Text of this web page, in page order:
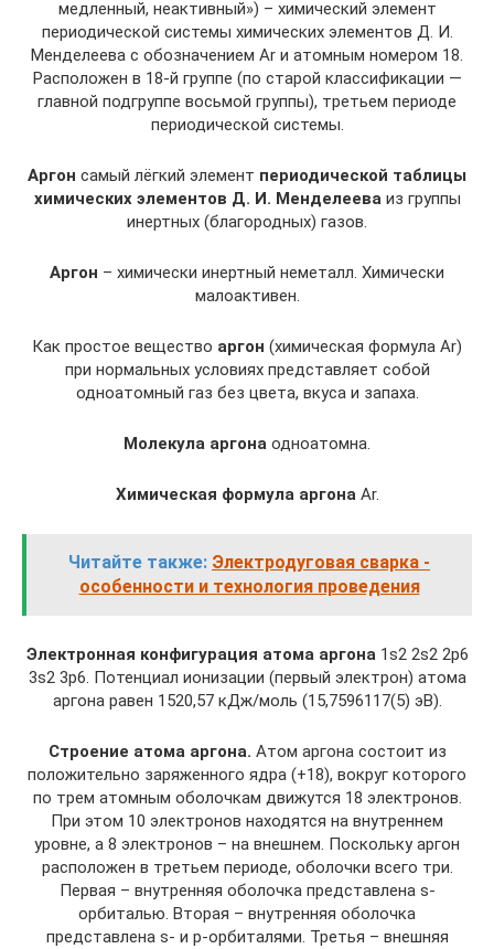
медленный, неактивный») – химический элемент
периодической системы химических элементов Д. И.
Менделеева с обозначением Ar и атомным номером 18.
Расположен в 18-й группе (по старой классификации —
главной подгруппе восьмой группы), третьем периоде
периодической системы.
Аргон самый лёгкий элемент периодической таблицы
химических элементов Д. И. Менделееваиз группы
инертных (благородных) газов.
Аргон – химически инертный неметалл. Химически
малоактивен.
Как простое вещество аргон (химическая формула Ar)
при нормальных условиях представляет собой
одноатомный газ без цвета, вкуса и запаха.
Молекула аргона одноатомна.
Химическая формула аргонаAr.
Читайте также: Электродуговая сварка -
особенности и технология проведения
Электронная конфигурация атома аргона1s2 2s2 2p6
3s2 3p6. Потенциал ионизации (первый электрон) атома
аргона равен 1520,57 кДж/моль (15,7596117(5) эВ).
Строение атома аргона. Атом аргона состоит из
положительно заряженного ядра (+18), вокруг которого
по трем атомным оболочкам движутся 18 электронов.
При этом 10 электронов находятся на внутреннем
уровне, а 8 электронов – на внешнем. Поскольку аргон
расположен в третьем периоде, оболочки всего три.
Первая – внутренняя оболочка представлена s-
орбиталью. Вторая – внутренняя оболочка
представлена s- и р-орбиталями. Третья – внешняя